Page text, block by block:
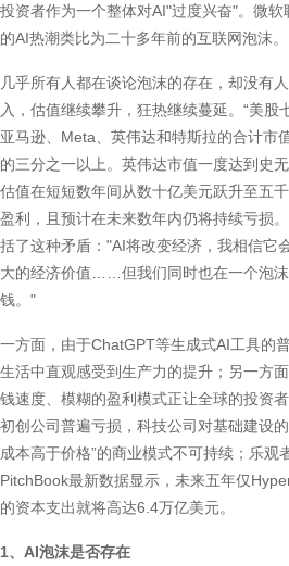
投资者作为一个整体对AI"过度兴奋"。微
的AI热潮类比为二十多年前的互联网泡沫。
几乎所有人都在谈论泡沫的存在，却没有
入，估值继续攀升，狂热继续蔓延。“美
亚马逊、Meta、英伟达和特斯拉的合计市
的三分之一以上。英伟达市值一度达到史
估值在短短数年间从数十亿美元跃升至五
盈利，且预计在未来数年内仍将持续亏损
括了这种矛盾："AI将改变经济，我相信它
大的经济价值……但我们同时也在一个泡
钱。"
一方面，由于ChatGPT等生成式AI工具的
生活中直观感受到生产力的提升；另一方
钱速度、模糊的盈利模式正让全球的投资
初创公司普遍亏损，科技公司对基础建设
成本高于价格”的商业模式不可持续；乐观
PitchBook最新数据显示，未来五年仅
的资本支出就将高达6.4万亿美元。
1、AI泡沫是否存在